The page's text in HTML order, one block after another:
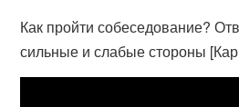
Как пройти собеседование?
сильные и слабые стороны